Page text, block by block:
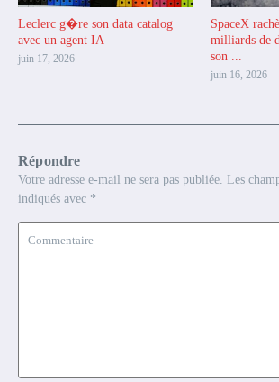
Leclerc g�re son data catalog
avec un agent IA
juin 17, 2026
SpaceX
milliards de
son ...
juin 16, 2026
Répondre
Votre adresse e-mail ne sera pas publiée. Les
indiqués avec *